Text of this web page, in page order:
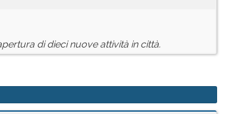
di dieci nuove attività in città.